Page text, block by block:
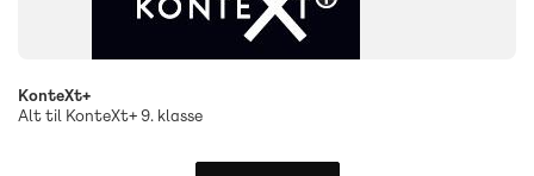
KonteXt+
Alt til KonteXt+ 9. klasse